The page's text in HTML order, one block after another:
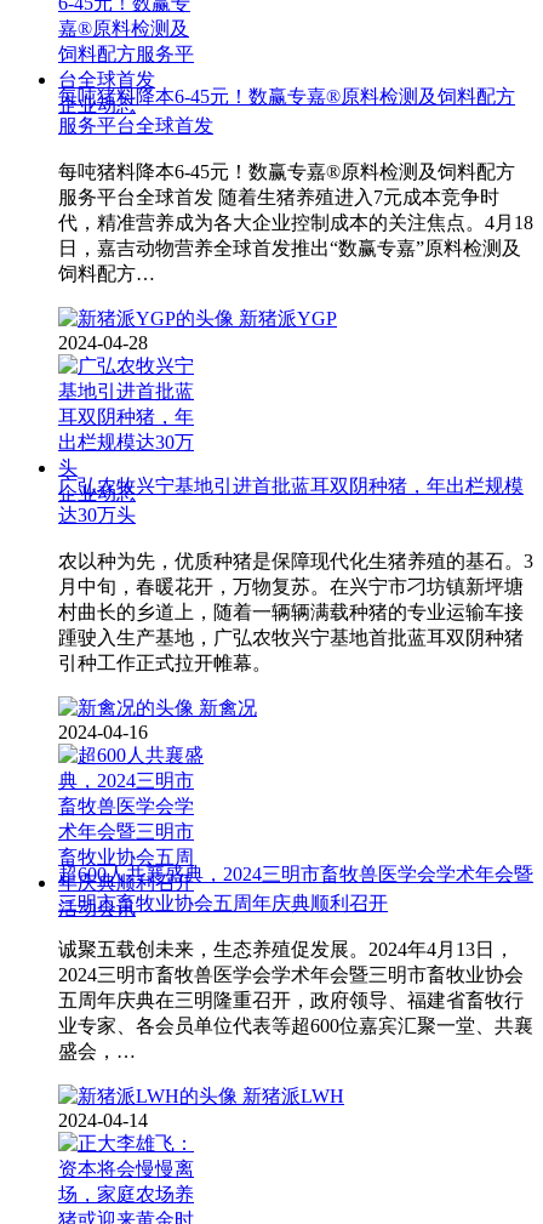
企业动态
每吨猪料降本6-45元！数赢专嘉®原料检测及饲料配方
服务平台全球首发
每吨猪料降本6-45元！数赢专嘉®原料检测及饲料配方
服务平台全球首发 随着生猪养殖进入7元成本竞争时
代，精准营养成为各大企业控制成本的关注焦点。4月18
日，嘉吉动物营养全球首发推出“数赢专嘉”原料检测及
饲料配方…
新猪派YGP
2024-04-28
企业动态
广弘农牧兴宁基地引进首批蓝耳双阴种猪，年出栏规模
达30万头
农以种为先，优质种猪是保障现代化生猪养殖的基石。3
月中旬，春暖花开，万物复苏。在兴宁市刁坊镇新坪塘
村曲长的乡道上，随着一辆辆满载种猪的专业运输车接
踵驶入生产基地，广弘农牧兴宁基地首批蓝耳双阴种猪
引种工作正式拉开帷幕。
新禽况
2024-04-16
活动会讯
超600人共襄盛典，2024三明市畜牧兽医学会学术年会暨
三明市畜牧业协会五周年庆典顺利召开
诚聚五载创未来，生态养殖促发展。2024年4月13日，
2024三明市畜牧兽医学会学术年会暨三明市畜牧业协会
五周年庆典在三明隆重召开，政府领导、福建省畜牧行
业专家、各会员单位代表等超600位嘉宾汇聚一堂、共襄
盛会，…
新猪派LWH
2024-04-14